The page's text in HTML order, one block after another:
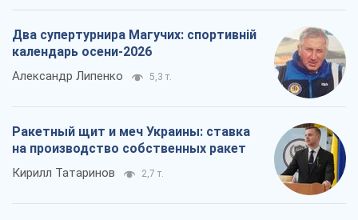
Два супертурнира Магучих: спортивній
календарь осени-2026
Александр Липенко 5,3 т.
Ракетный щит и меч Украины: ставка
на производство собственных ракет
Кирилл Татаринов 2,7 т.